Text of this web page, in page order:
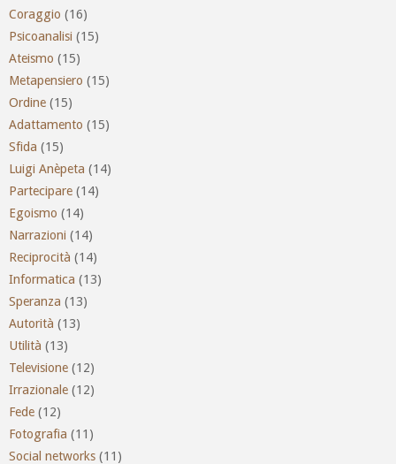
Coraggio (16)
Psicoanalisi (15)
Ateismo (15)
Metapensiero (15)
Ordine (15)
Adattamento (15)
Sfida (15)
Luigi Anèpeta (14)
Partecipare (14)
Egoismo (14)
Narrazioni (14)
Reciprocità (14)
Informatica (13)
Speranza (13)
Autorità (13)
Utilità (13)
Televisione (12)
Irrazionale (12)
Fede (12)
Fotografia (11)
Social networks (11)